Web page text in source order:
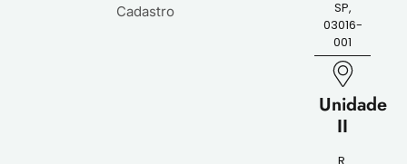
Cadastro
SP,
03016-
001
Unidade
II